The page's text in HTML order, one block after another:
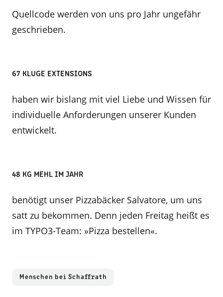
Quellcode werden von uns pro Jahr ungefähr
geschrieben.
67 KLUGE EXTENSIONS
haben wir bislang mit viel Liebe und Wissen für
individuelle Anforderungen unserer Kunden
entwickelt.
48 KG MEHL IM JAHR
benötigt unser Pizzabäcker Salvatore, um uns
satt zu bekommen. Denn jeden Freitag heißt es
im TYPO3-Team: »Pizza bestellen«.
Menschen bei Schaffrath